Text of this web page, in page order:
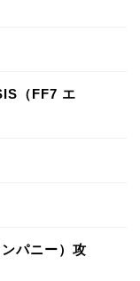
（FF7 エ
パニー）攻